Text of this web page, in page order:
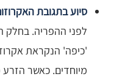
סיוע בתגובת
לפני ההפריה. בחלק
'כיפה' הנקראת
מיוחדים. כאשר הזרע